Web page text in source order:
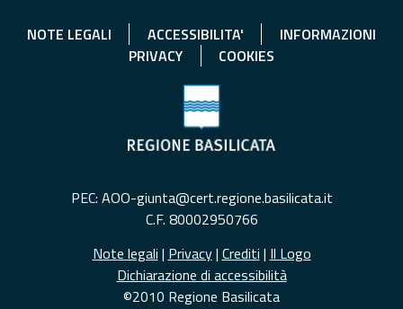
NOTE LEGALI ACCESSIBILITA'
INFORMAZIONI
PRIVACY
COOKIES
PEC: AOO-giunta@cert.regione.basilicata.it
C.F. 80002950766
Note legali | Privacy| Crediti | Il Logo
Dichiarazione di accessibilità
©2010 Regione Basilicata